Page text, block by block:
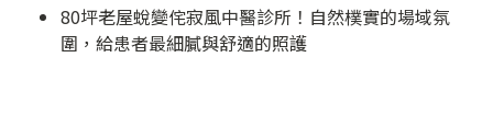
80坪老屋蛻變侘寂風中醫診所！自然樸實的場域氛
圍，給患者最細膩與舒適的照護